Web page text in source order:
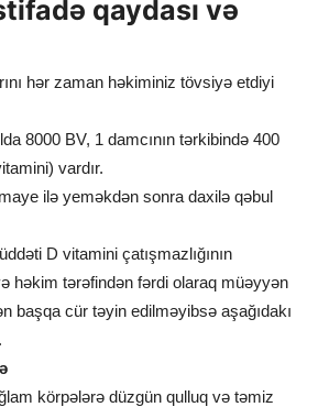
qaydası və
hər zaman həkiminiz tövsiyə etdiyi
8000 BV, 1 damcının tərkibində 400
vardır.
ilə yeməkdən sonra daxilə qəbul
D vitamini çatışmazlığının
həkim tərəfindən fərdi olaraq müəyyən
başqa cür təyin edilməyibsə aşağıdakı
körpələrə düzgün qulluq və təmiz